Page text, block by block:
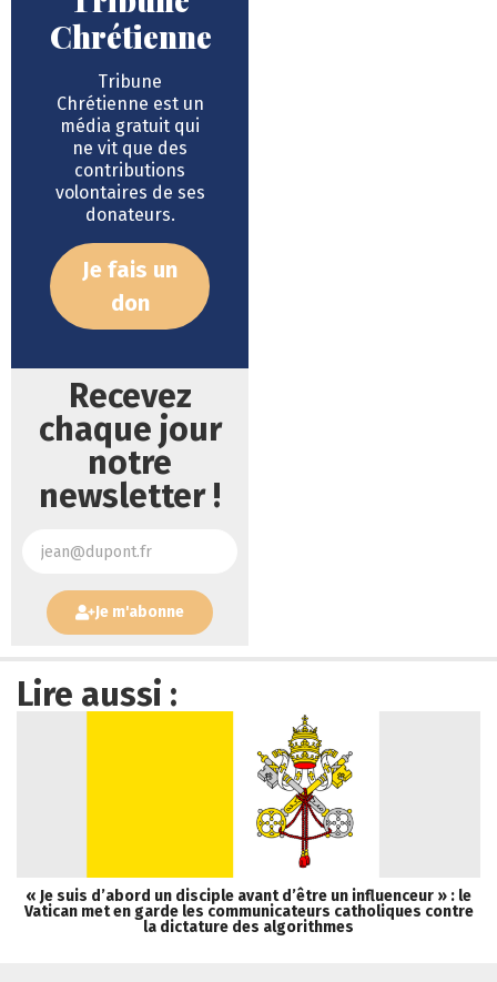
Chrétienne
Tribune
Chrétienne est un
média gratuit qui
ne vit que des
contributions
volontaires de ses
donateurs.
Je fais un
don
Recevez
chaque jour
notre
newsletter !
Je m'abonne
Lire aussi :
« Je suis d’abord un disciple avant d’être un influenceur » : le
Vatican met en garde les communicateurs catholiques contre
la dictature des algorithmes